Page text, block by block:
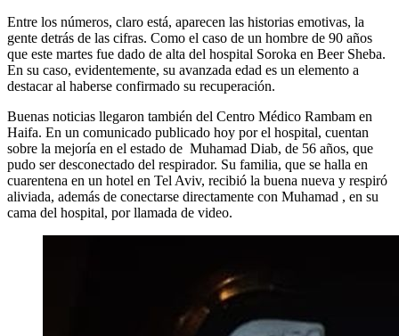
Entre los números, claro está, aparecen las historias emotivas, la
gente detrás de las cifras. Como el caso de un hombre de 90 años
que este martes fue dado de alta del hospital Soroka en Beer Sheba.
En su caso, evidentemente, su avanzada edad es un elemento a
destacar al haberse confirmado su recuperación.
Buenas noticias llegaron también del Centro Médico Rambam en
Haifa. En un comunicado publicado hoy por el hospital, cuentan
sobre la mejoría en el estado de Muhamad Diab, de 56 años, que
pudo ser desconectado del respirador. Su familia, que se halla en
cuarentena en un hotel en Tel Aviv, recibió la buena nueva y respiró
aliviada, además de conectarse directamente con Muhamad , en su
cama del hospital, por llamada de video.